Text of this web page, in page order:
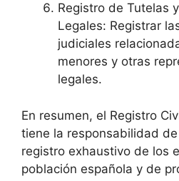
Registro de Tutelas
Legales: Registrar
judiciales
menores y otras
legales.
En resumen, el Registro
tiene la responsabilidad
registro exhaustivo de los
población española y de